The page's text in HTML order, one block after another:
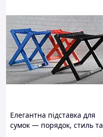
Елегантна підставка для
сумок — порядок, стиль та